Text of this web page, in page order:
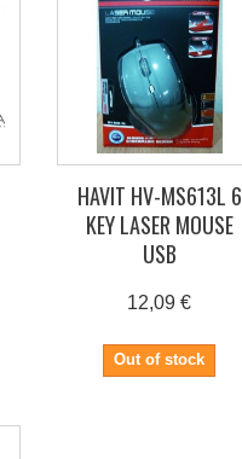
HAVIT HV-MS613L 6
KEY LASER MOUSE
USB
12,09 €
Out of stock